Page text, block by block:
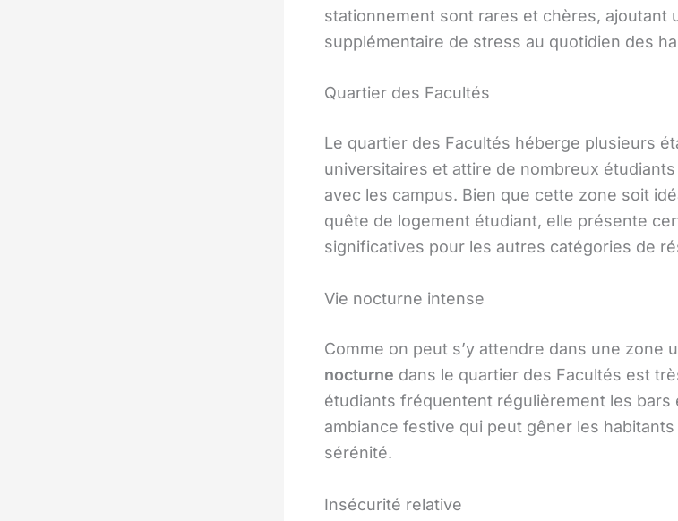
stationnement sont rares et chères, ajoutant
supplémentaire de stress au quotidien des
Quartier des Facultés
Le quartier des Facultés héberge plusieurs
universitaires et attire de nombreux
avec les campus. Bien que cette zone soit
quête de logement étudiant, elle présente
significatives pour les autres catégories de
Vie nocturne intense
Comme on peut s’y attendre dans une zone
nocturne dans le quartier des Facultés est
étudiants fréquentent régulièrement les bars
ambiance festive qui peut gêner les
sérénité.
Insécurité relative